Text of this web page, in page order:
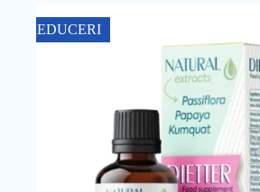
fost:
119,00 lei.
REDUCERI